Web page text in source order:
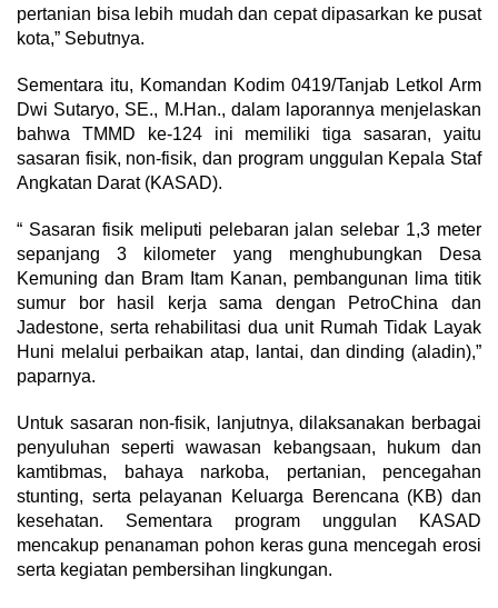
pertanian bisa lebih mudah dan cepat dipasarkan ke pusat
kota,” Sebutnya.
Sementara itu, Komandan Kodim 0419/Tanjab Letkol Arm
Dwi Sutaryo, SE., M.Han., dalam laporannya menjelaskan
bahwa TMMD ke-124 ini memiliki tiga sasaran, yaitu
sasaran fisik, non-fisik, dan program unggulan Kepala Staf
Angkatan Darat (KASAD).
“ Sasaran fisik meliputi pelebaran jalan selebar 1,3 meter
sepanjang 3 kilometer yang menghubungkan Desa
Kemuning dan Bram Itam Kanan, pembangunan lima titik
sumur bor hasil kerja sama dengan PetroChina dan
Jadestone, serta rehabilitasi dua unit Rumah Tidak Layak
Huni melalui perbaikan atap, lantai, dan dinding (aladin),”
paparnya.
Untuk sasaran non-fisik, lanjutnya, dilaksanakan berbagai
penyuluhan seperti wawasan kebangsaan, hukum dan
kamtibmas, bahaya narkoba, pertanian, pencegahan
stunting, serta pelayanan Keluarga Berencana (KB) dan
kesehatan. Sementara program unggulan KASAD
mencakup penanaman pohon keras guna mencegah erosi
serta kegiatan pembersihan lingkungan.